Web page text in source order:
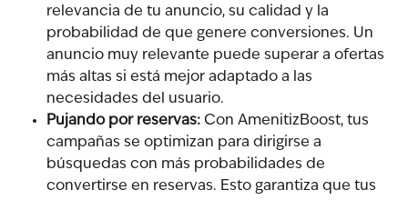
relevancia de tu anuncio, su calidad y la
probabilidad de que genere conversiones. Un
anuncio muy relevante puede superar a ofertas
más altas si está mejor adaptado a las
necesidades del usuario.
Pujando por reservas: Con AmenitizBoost, tus
campañas se optimizan para dirigirse a
búsquedas con más probabilidades de
convertirse en reservas. Esto garantiza que tus